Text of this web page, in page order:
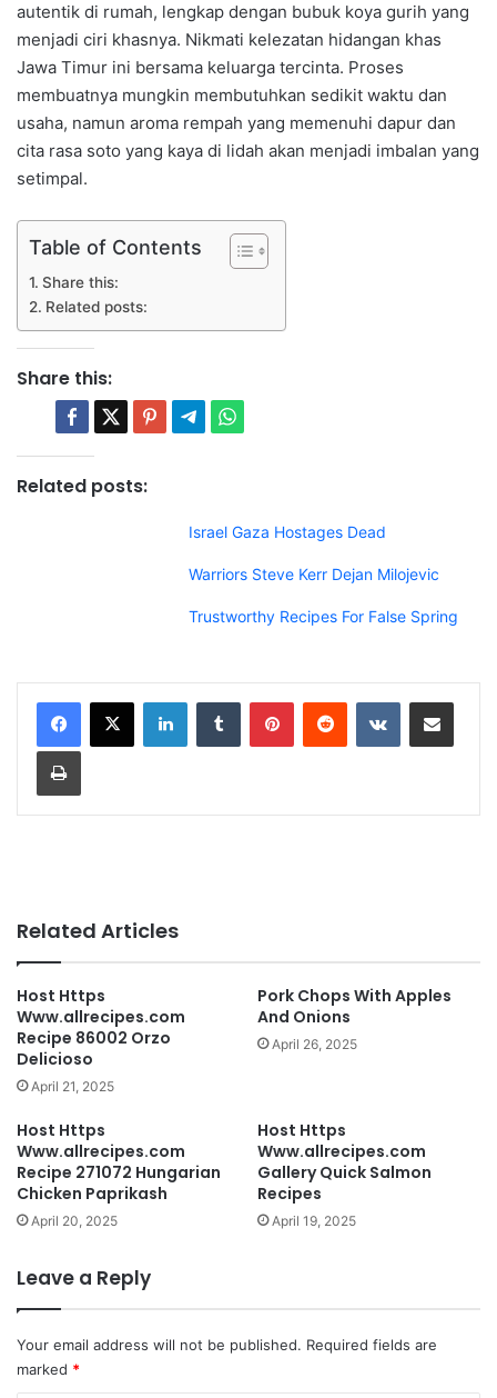
autentik di rumah, lengkap dengan bubuk koya gurih yang
menjadi ciri khasnya. Nikmati kelezatan hidangan khas
Jawa Timur ini bersama keluarga tercinta. Proses
membuatnya mungkin membutuhkan sedikit waktu dan
usaha, namun aroma rempah yang memenuhi dapur dan
cita rasa soto yang kaya di lidah akan menjadi imbalan yang
setimpal.
Table of Contents
Share this:
Related posts:
Share this:
Related posts:
Israel Gaza Hostages Dead
Warriors Steve Kerr Dejan Milojevic
Trustworthy Recipes For False Spring
Related Articles
Host Https
Www.allrecipes.com
Recipe 86002 Orzo
Delicioso
April 21, 2025
Pork Chops With Apples
And Onions
April 26, 2025
Host Https
Www.allrecipes.com
Recipe 271072 Hungarian
Chicken Paprikash
April 20, 2025
Host Https
Www.allrecipes.com
Gallery Quick Salmon
Recipes
April 19, 2025
Leave a Reply
Your email address will not be published. Required fields are
marked *